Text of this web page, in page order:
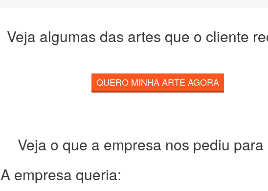
Veja algumas das artes que o cliente
QUERO MINHA ARTE AGORA
Veja o que a empresa nos pediu para
A empresa queria: